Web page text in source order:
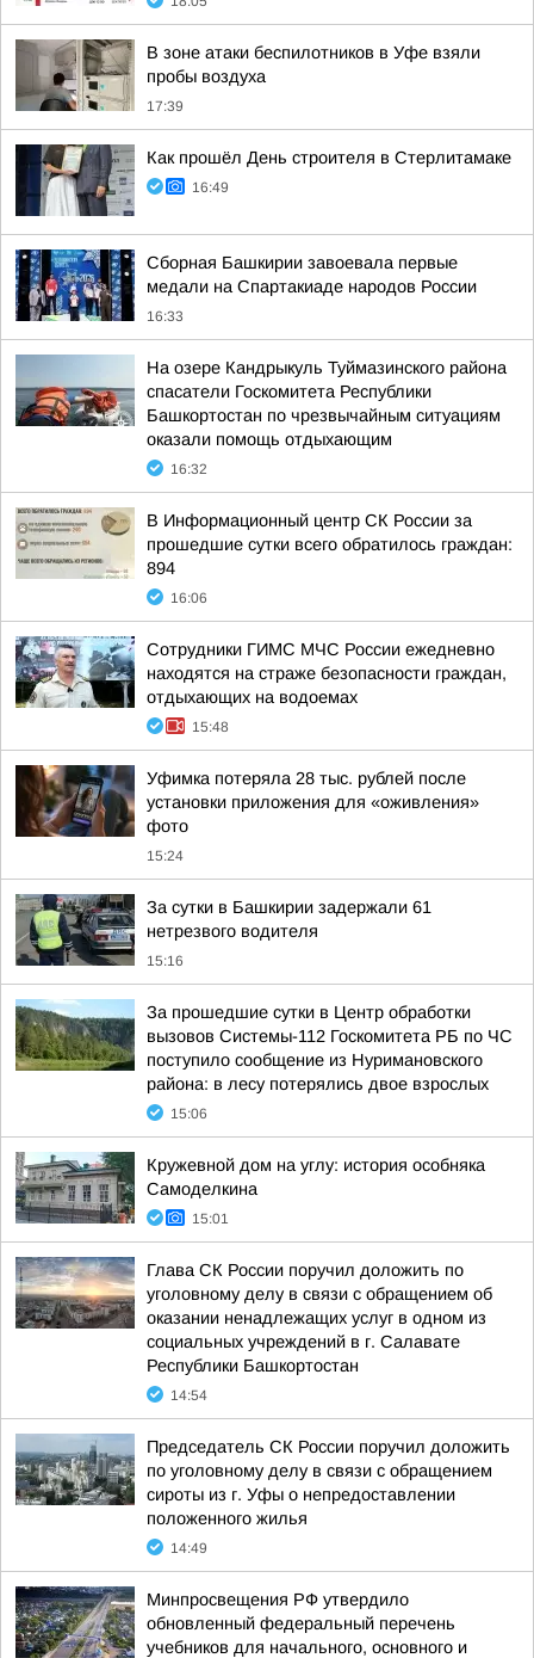
В зоне атаки беспилотников в Уфе взяли
пробы воздуха
17:39
Как прошёл День строителя в Стерлитамаке
16:49
Сборная Башкирии завоевала первые
медали на Спартакиаде народов России
16:33
На озере Кандрыкуль Туймазинского района
спасатели Госкомитета Республики
Башкортостан по чрезвычайным ситуациям
оказали помощь отдыхающим
16:32
В Информационный центр СК России за
прошедшие сутки всего обратилось граждан:
894
16:06
Сотрудники ГИМС МЧС России ежедневно
находятся на страже безопасности граждан,
отдыхающих на водоемах
15:48
Уфимка потеряла 28 тыс. рублей после
установки приложения для «оживления»
фото
15:24
За сутки в Башкирии задержали 61
нетрезвого водителя
15:16
За прошедшие сутки в Центр обработки
вызовов Системы-112 Госкомитета РБ по ЧС
поступило сообщение из Нуримановского
района: в лесу потерялись двое взрослых
15:06
Кружевной дом на углу: история особняка
Самоделкина
15:01
Глава СК России поручил доложить по
уголовному делу в связи с обращением об
оказании ненадлежащих услуг в одном из
социальных учреждений в г. Салавате
Республики Башкортостан
14:54
Председатель СК России поручил доложить
по уголовному делу в связи с обращением
сироты из г. Уфы о непредоставлении
положенного жилья
14:49
Минпросвещения РФ утвердило
обновленный федеральный перечень
учебников для начального, основного и